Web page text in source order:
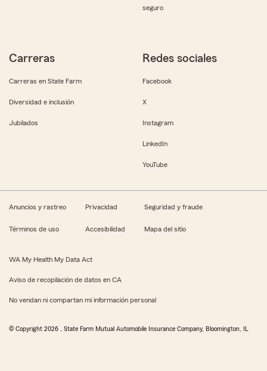
seguro
Carreras
Carreras en State Farm
Diversidad e inclusión
Jubilados
Redes sociales
Facebook
X
Instagram
LinkedIn
YouTube
Anuncios y rastreo Privacidad Seguridad y fraude
Términos de uso Accesibilidad Mapa del sitio
WA My Health My Data Act
Aviso de recopilación de datos en CA
No vendan ni compartan mi información personal
© Copyright 2026 , State Farm Mutual Automobile Insurance Company, Bloomington, IL